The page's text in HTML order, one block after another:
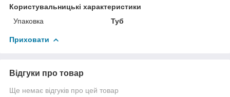
Користувальницькі характеристики
Упаковка
Туб
Приховати
Відгуки про товар
Ще немає відгуків про цей товар